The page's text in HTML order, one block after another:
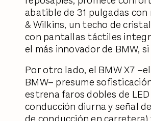
abatible de 31 pulgadas
& Wilkins, un techo de
con pantallas táctiles
el más innovador de BMW,
Por otro lado, el BMW X7
BMW– presume
estrena faros dobles de
conducción diurna y señal
de conducción en